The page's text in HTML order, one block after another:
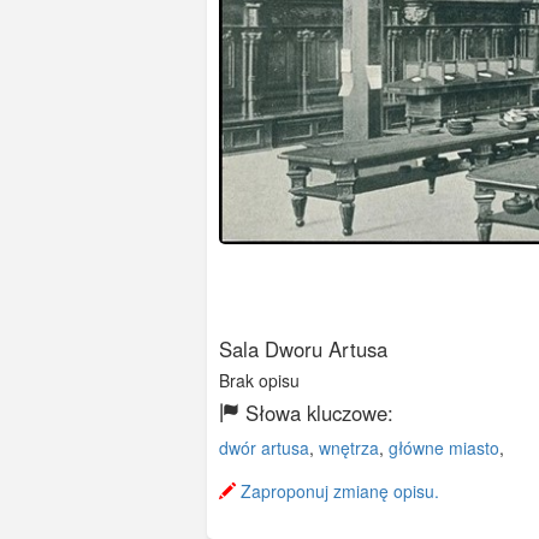
Sala Dworu Artusa
Brak opisu
Słowa kluczowe:
dwór artusa, wnętrza, główne miasto,
Zaproponuj zmianę opisu.